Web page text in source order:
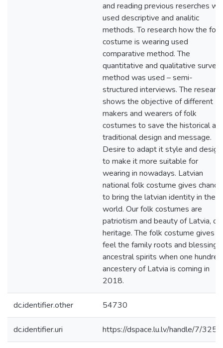
and reading previous reserches
used descriptive and analitic
methods. To research how the folk
costume is wearing used
comparative method. The
quantitative and qualitative survey
method was used – semi-
structured interviews. The research
shows the objective of different
makers and wearers of folk
costumes to save the historical
traditional design and message.
Desire to adapt it style and design
to make it more suitable for
wearing in nowadays. Latvian
national folk costume gives chance
to bring the latvian identity in the
world. Our folk costumes are
patriotism and beauty of Latvia,
heritage. The folk costume gives
feel the family roots and blessing
ancestral spirits when one hundred
ancestery of Latvia is coming in
2018.
dc.identifier.other 54730
dc.identifier.uri https://dspace.lu.lv/handle/7/